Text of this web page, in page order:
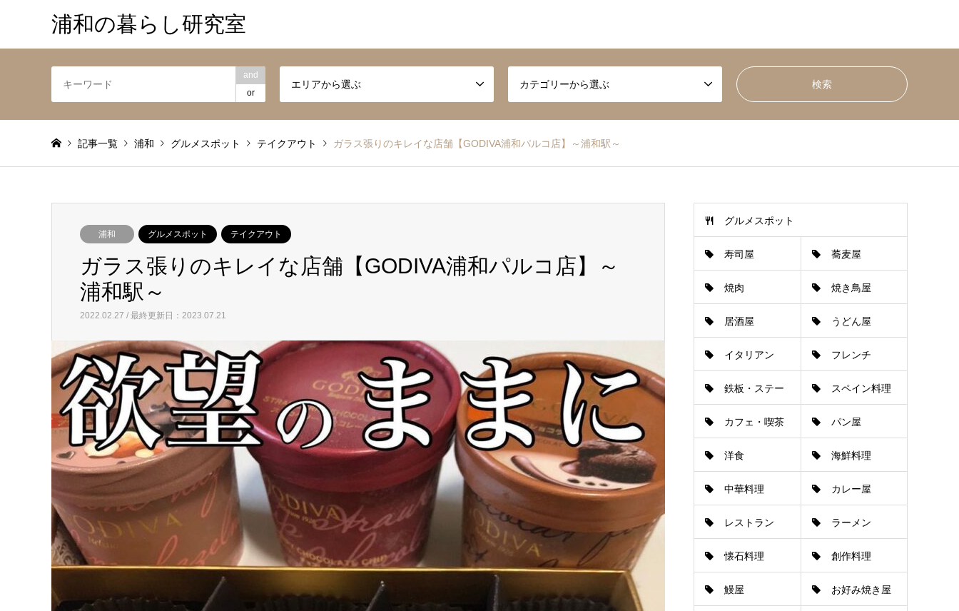
浦和の暮らし研究室
and
or
エリアから選ぶ カテゴリーから選ぶ
記事一覧 浦和 グルメスポット テイクアウト ガラス張りのキレイな店舗【GODIVA浦和パルコ店】～浦和駅～
浦和 グルメスポット テイクアウト
ガラス張りのキレイな店舗【GODIVA浦和パルコ店】～
浦和駅～
2022.02.27 / 最終更新日：2023.07.21
グルメスポット
寿司屋 蕎麦屋
焼肉 焼き鳥屋
居酒屋 うどん屋
イタリアン フレンチ
鉄板・ステー
キ
スペイン料理
カフェ・喫茶
店
パン屋
洋食 海鮮料理
中華料理 カレー屋
レストラン ラーメン
懐石料理 創作料理
鰻屋 お好み焼き屋